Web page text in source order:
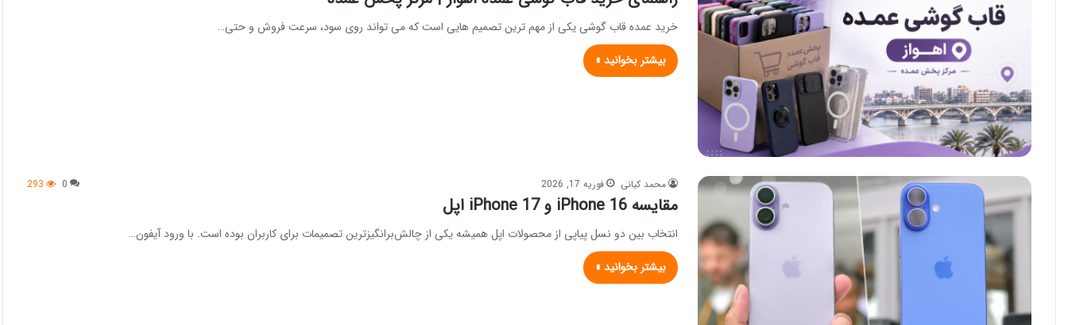
خرید عمده قاب گوشی یکی از مهم ترین تصمیم هایی است که می تواند روی سود، سرعت فروش و حتی…
بیشتر بخوانید »
محمد کیانی فوریه 17, 2026 0
293
مقایسه iPhone 16 و iPhone 17 اپل
انتخاب بین دو نسل پیاپی از محصولات اپل همیشه یکی از چالش‌برانگیزترین تصمیمات برای کاربران بوده است. با ورود آیفون…
بیشتر بخوانید »